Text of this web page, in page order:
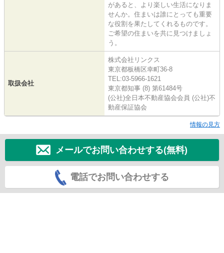
があると、より楽しい生活になりま
せんか。住まいは誰にとっても重要
な役割を果たしてくれるものです。
ご希望の住まいを共に見つけましょ
う。
取扱会社
株式会社リンクス
東京都板橋区幸町36-8
TEL:03-5966-1621
東京都知事 (8) 第61484号
(公社)全日本不動産協会会員 (公社)不
動産保証協会
情報の見方
メールでお問い合わせする(無料)
電話でお問い合わせする